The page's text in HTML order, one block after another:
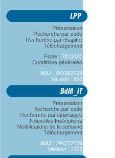
Présentation
Recherche par code
Recherche par chapitre
Téléchargement
Fiche : 7813321
Conditions générales
MAJ : 04/08/2026
Version : 896
Présentation
Recherche par code
Recherche par laboratoire
Nouvelles Inscriptions
Modifications de la semaine
Téléchargement
MAJ : 29/07/2026
Version : 1525